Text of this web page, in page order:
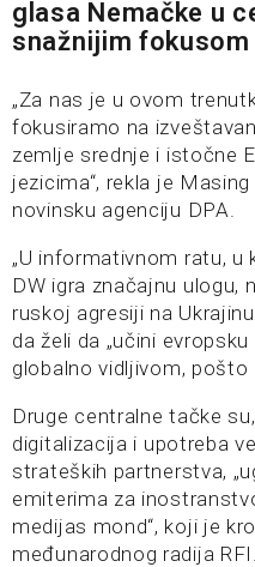
glasa Nemačke u
snažnijim fokusom
„Za nas je u ovom
fokusiramo na
zemlje srednje i istočne
jezicima“, rekla je
novinsku agenciju DPA.
„U informativnom ratu, u
DW igra značajnu ulogu,
ruskoj agresiji na
da želi da „učini
globalno vidljivom, pošto
Druge centralne tačke
digitalizacija i upotreba
strateških partnerstva,
emiterima za
medijas mond“, koji je
međunarodnog radija RFI.